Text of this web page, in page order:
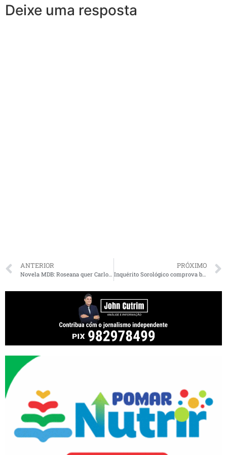
Deixe uma resposta
ANTERIOR PRÓXIMO
Inquérito Sorológico comprova baixa taxa de letalidade por Covid-19 no Maranhão